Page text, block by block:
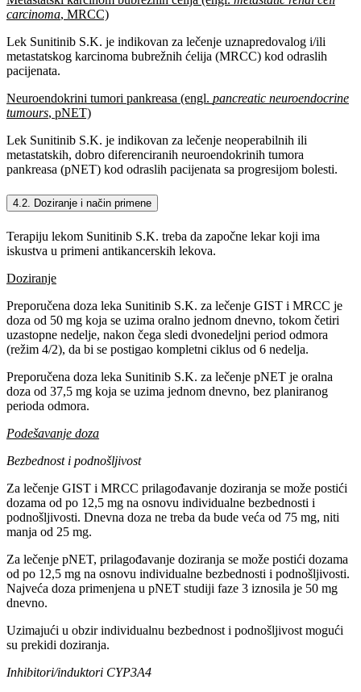
carcinoma, MRCC)
Lek Sunitinib S.K. je indikovan za lečenje uznapredovalog i/ili
metastatskog karcinoma bubrežnih ćelija (MRCC) kod odraslih
pacijenata.
Neuroendokrini tumori pankreasa (engl. pancreatic neuroendocrine
tumours, pNET)
Lek Sunitinib S.K. je indikovan za lečenje neoperabilnih ili
metastatskih, dobro diferenciranih neuroendokrinih tumora
pankreasa (pNET) kod odraslih pacijenata sa progresijom bolesti.
4.2. Doziranje i način primene
Terapiju lekom Sunitinib S.K. treba da započne lekar koji ima
iskustva u primeni antikancerskih lekova.
Doziranje
Preporučena doza leka Sunitinib S.K. za lečenje GIST i MRCC je
doza od 50 mg koja se uzima oralno jednom dnevno, tokom četiri
uzastopne nedelje, nakon čega sledi dvonedeljni period odmora
(režim 4/2), da bi se postigao kompletni ciklus od 6 nedelja.
Preporučena doza leka Sunitinib S.K. za lečenje pNET je oralna
doza od 37,5 mg koja se uzima jednom dnevno, bez planiranog
perioda odmora.
Podešavanje doza
Bezbednost i podnošljivost
Za lečenje GIST i MRCC prilagođavanje doziranja se može postići
dozama od po 12,5 mg na osnovu individualne bezbednosti i
podnošljivosti. Dnevna doza ne treba da bude veća od 75 mg, niti
manja od 25 mg.
Za lečenje pNET, prilagođavanje doziranja se može postići dozama
od po 12,5 mg na osnovu individualne bezbednosti i podnošljivosti.
Najveća doza primenjena u pNET studiji faze 3 iznosila je 50 mg
dnevno.
Uzimajući u obzir individualnu bezbednost i podnošljivost mogući
su prekidi doziranja.
Inhibitori/induktori CYP3A4